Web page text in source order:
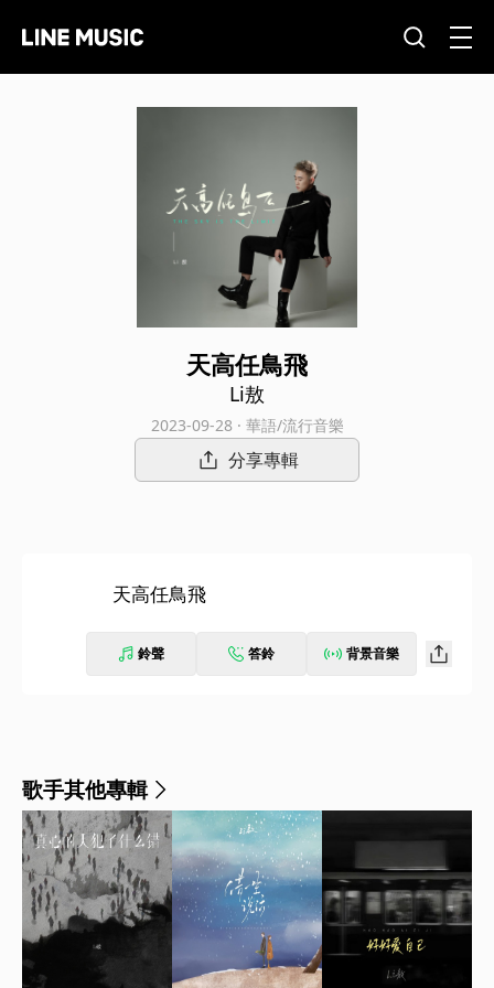
天高任鳥飛
Li敖
2023-09-28 · 華語/流行音樂
分享專輯
天高任鳥飛
鈴聲 答鈴 背景音樂
歌手其他專輯